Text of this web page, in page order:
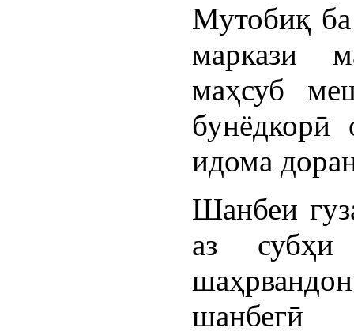
Мутобиқ
маркази
маҳсуб
бунёдкорӣ
идома
Шанбеи
аз субҳи
шанбегӣ